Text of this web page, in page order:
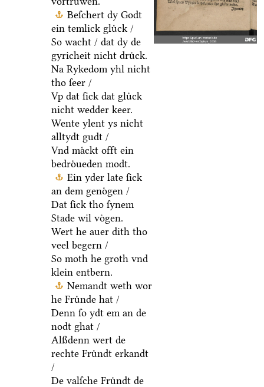
Beſchert dy Godt
ein temlick gluͤck /
So wacht / dat dy de
gyricheit nicht druͤck.
Na Rykedom yhl nicht
tho ſeer /
Vp dat ſick dat gluͤck
nicht wedder keer.
Wente ylent ys nicht
alltydt gudt /
Vnd maͤckt offt ein
bedroͤueden modt.
Ein yder late ſick
an dem genoͤgen /
Dat ſick tho ſynem
Stade wil voͤgen.
Wert he auer dith tho
veel begern /
So moth he groth vnd
klein entbern.
Nemandt weth wor
he Fruͤnde hat /
Denn ſo ydt em an de
nodt ghat /
Alßdenn wert de
rechte Fruͤndt erkandt
/
De valſche Fruͤndt de